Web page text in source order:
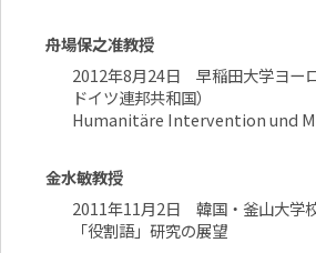
舟場保之准教授
2012年8月24日 早稲田大学ヨー
ドイツ連邦共和国）
Humanitäre Intervention und
金水敏教授
2011年11月2日 韓国・釜山大学
「役割語」研究の展望